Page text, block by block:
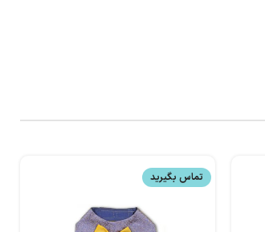
تماس بگیرید